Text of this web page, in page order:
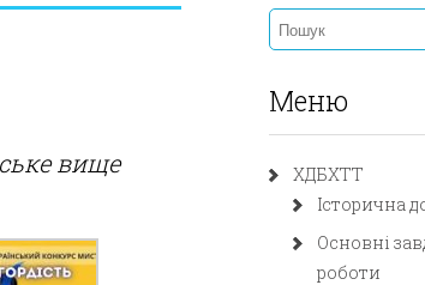
вище
Меню
ХДБХТТ
Історична
Основні
роботи